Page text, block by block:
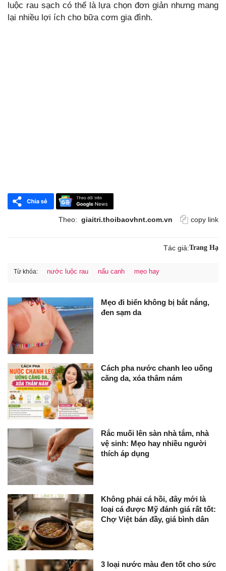
luộc rau sạch có thể là lựa chọn đơn giản nhưng mang
lại nhiều lợi ích cho bữa cơm gia đình.
Theo: giaitri.thoibaovhnt.com.vn copy link
Tác giả:Trang Hạ
Từ khóa: nước luộc rau nấu canh mẹo hay
Mẹo đi biển không bị bắt nắng,
đen sạm da
Cách pha nước chanh leo uống
căng da, xóa thâm nám
Rắc muối lên sàn nhà tắm, nhà
vệ sinh: Mẹo hay nhiều người
thích áp dụng
Không phải cá hồi, đây mới là
loại cá được Mỹ đánh giá rất tốt:
Chợ Việt bán đầy, giá bình dân
3 loại nước màu đen tốt cho sức